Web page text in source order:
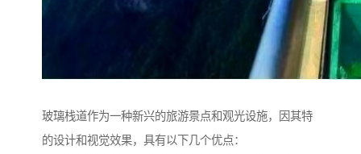
玻璃栈道作为一种新兴的旅游景点和观光设施，因其特
的设计和视觉效果，具有以下几个优点：